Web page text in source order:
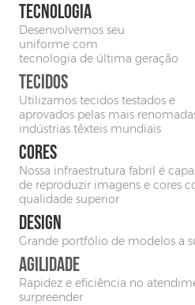
EDITAR NO
TECNOLOGIA
Desenvolvemos seu
uniforme com
tecnologia de última geração
TECIDOS
Utilizamos tecidos testados e
aprovados pelas mais
indústrias têxteis mundiais
CORES
Nossa infraestrutura fabril é
de reproduzir imagens e cores
qualidade superior
DESIGN
Grande portfólio de modelos a
AGILIDADE
Rapidez e eficiência no
surpreender